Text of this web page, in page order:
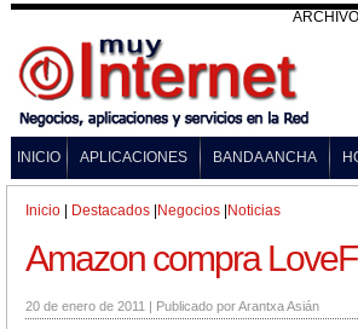
INICIO APLICACIONES BANDA ANCHA
Inicio Destacados Negocios Noticias
Amazon compra
20 de enero de 2011 | Publicado porArantxa Asián